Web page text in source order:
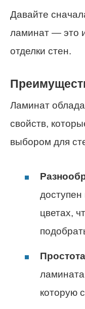
Давайте
ламинат — это
отделки стен.
Ламинат
свойств,
выбором для
цветах,
которую